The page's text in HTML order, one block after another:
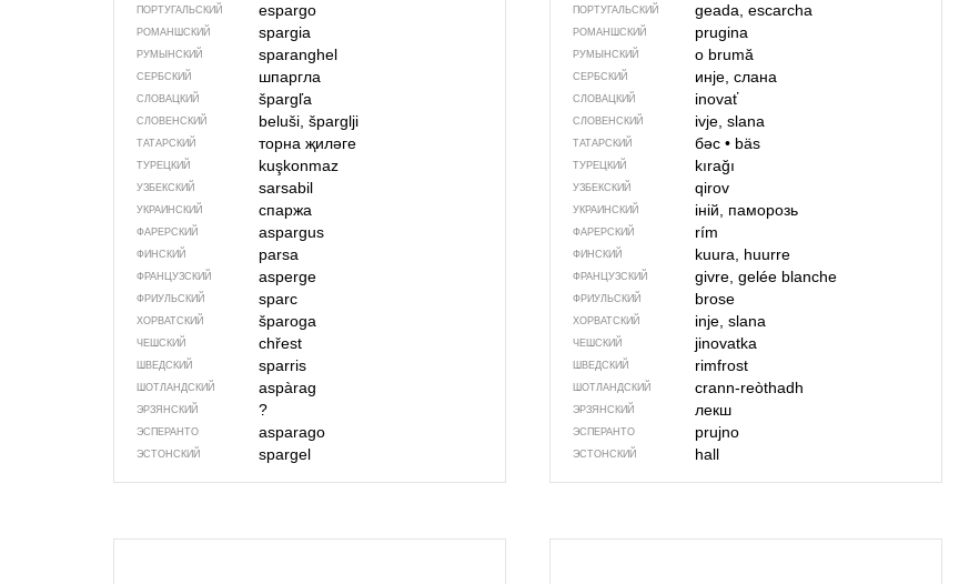
ПОРТУГАЛЬСКИЙ espargo
РОМАНШСКИЙ spargia
РУМЫНСКИЙ sparanghel
СЕРБСКИЙ шпаргла
СЛОВАЦКИЙ špargľa
СЛОВЕНСКИЙ beluši, šparglji
ТАТАРСКИЙ торна җиләге
ТУРЕЦКИЙ kuşkonmaz
УЗБЕКСКИЙ sarsabil
УКРАИНСКИЙ спаржа
ФАРЕРСКИЙ aspargus
ФИНСКИЙ parsa
ФРАНЦУЗСКИЙ asperge
ФРИУЛЬСКИЙ sparc
ХОРВАТСКИЙ šparoga
ЧЕШСКИЙ chřest
ШВЕДСКИЙ sparris
ШОТЛАНДСКИЙ aspàrag
ЭРЗЯНСКИЙ ?
ЭСПЕРАНТО asparago
ЭСТОНСКИЙ spargel
ПОРТУГАЛЬСКИЙ geada, escarcha
РОМАНШСКИЙ prugina
РУМЫНСКИЙ o brumă
СЕРБСКИЙ инје, слана
СЛОВАЦКИЙ inovať
СЛОВЕНСКИЙ ivje, slana
ТАТАРСКИЙ бәс • bäs
ТУРЕЦКИЙ kırağı
УЗБЕКСКИЙ qirov
УКРАИНСКИЙ іній, паморозь
ФАРЕРСКИЙ rím
ФИНСКИЙ kuura, huurre
ФРАНЦУЗСКИЙ givre, gelée blanche
ФРИУЛЬСКИЙ brose
ХОРВАТСКИЙ inje, slana
ЧЕШСКИЙ jinovatka
ШВЕДСКИЙ rimfrost
ШОТЛАНДСКИЙ crann-reòthadh
ЭРЗЯНСКИЙ лекш
ЭСПЕРАНТО prujno
ЭСТОНСКИЙ hall